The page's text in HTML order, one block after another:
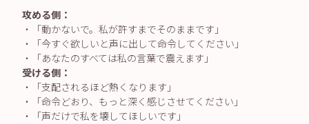
攻める側：
・「動かないで。私が許すまでそのままです」
・「今すぐ欲しいと声に出して命令してください」
・「あなたのすべては私の言葉で震えます」
受ける側：
・「支配されるほど熱くなります」
・「命令どおり、もっと深く感じさせてください」
・「声だけで私を壊してほしいです」